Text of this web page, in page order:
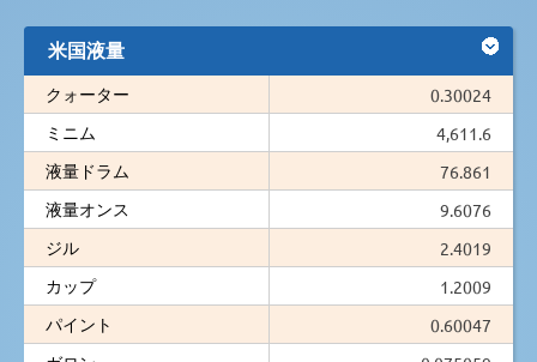
米国液量
クォーター
0.30024
ミニム
4,611.6
液量ドラム
76.861
液量オンス
9.6076
ジル
2.4019
カップ
1.2009
パイント
0.60047